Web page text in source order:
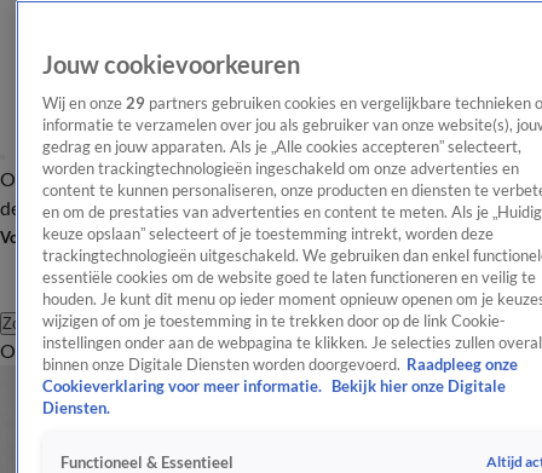
OverzichtAfleveringen Entertainment TV Algemeen
Tip
de redactieNieuwsbrief
Volg Shownieuws
Zoeken
OverzichtEntertainmentSpraakmakendRealityCrimeVideo's
Jouw cookievoorkeuren
Wij en onze 29 partners gebruiken cookies en vergelijkbare technieken
informatie te verzamelen over jou als gebruiker van onze website(s),
gedrag en jouw apparaten. Als je „Alle cookies accepteren” selecteert,
worden trackingtechnologieën ingeschakeld om onze advertenties en
content te kunnen personaliseren, onze producten en diensten te
en om de prestaties van advertenties en content te meten. Als je
keuze opslaan” selecteert of je toestemming intrekt, worden deze
trackingtechnologieën uitgeschakeld. We gebruiken dan enkel
essentiële cookies om de website goed te laten functioneren en veilig te
houden. Je kunt dit menu op ieder moment opnieuw openen om je
wijzigen of om je toestemming in te trekken door op de link Cookie-
instellingen onder aan de webpagina te klikken. Je selecties zullen overal
binnen onze Digitale Diensten worden doorgevoerd. Raadpleeg onze
Cookieverklaring voor meer informatie.
Bekijk hier onze Digitale
Diensten.
Functioneel & Essentieel Altijd